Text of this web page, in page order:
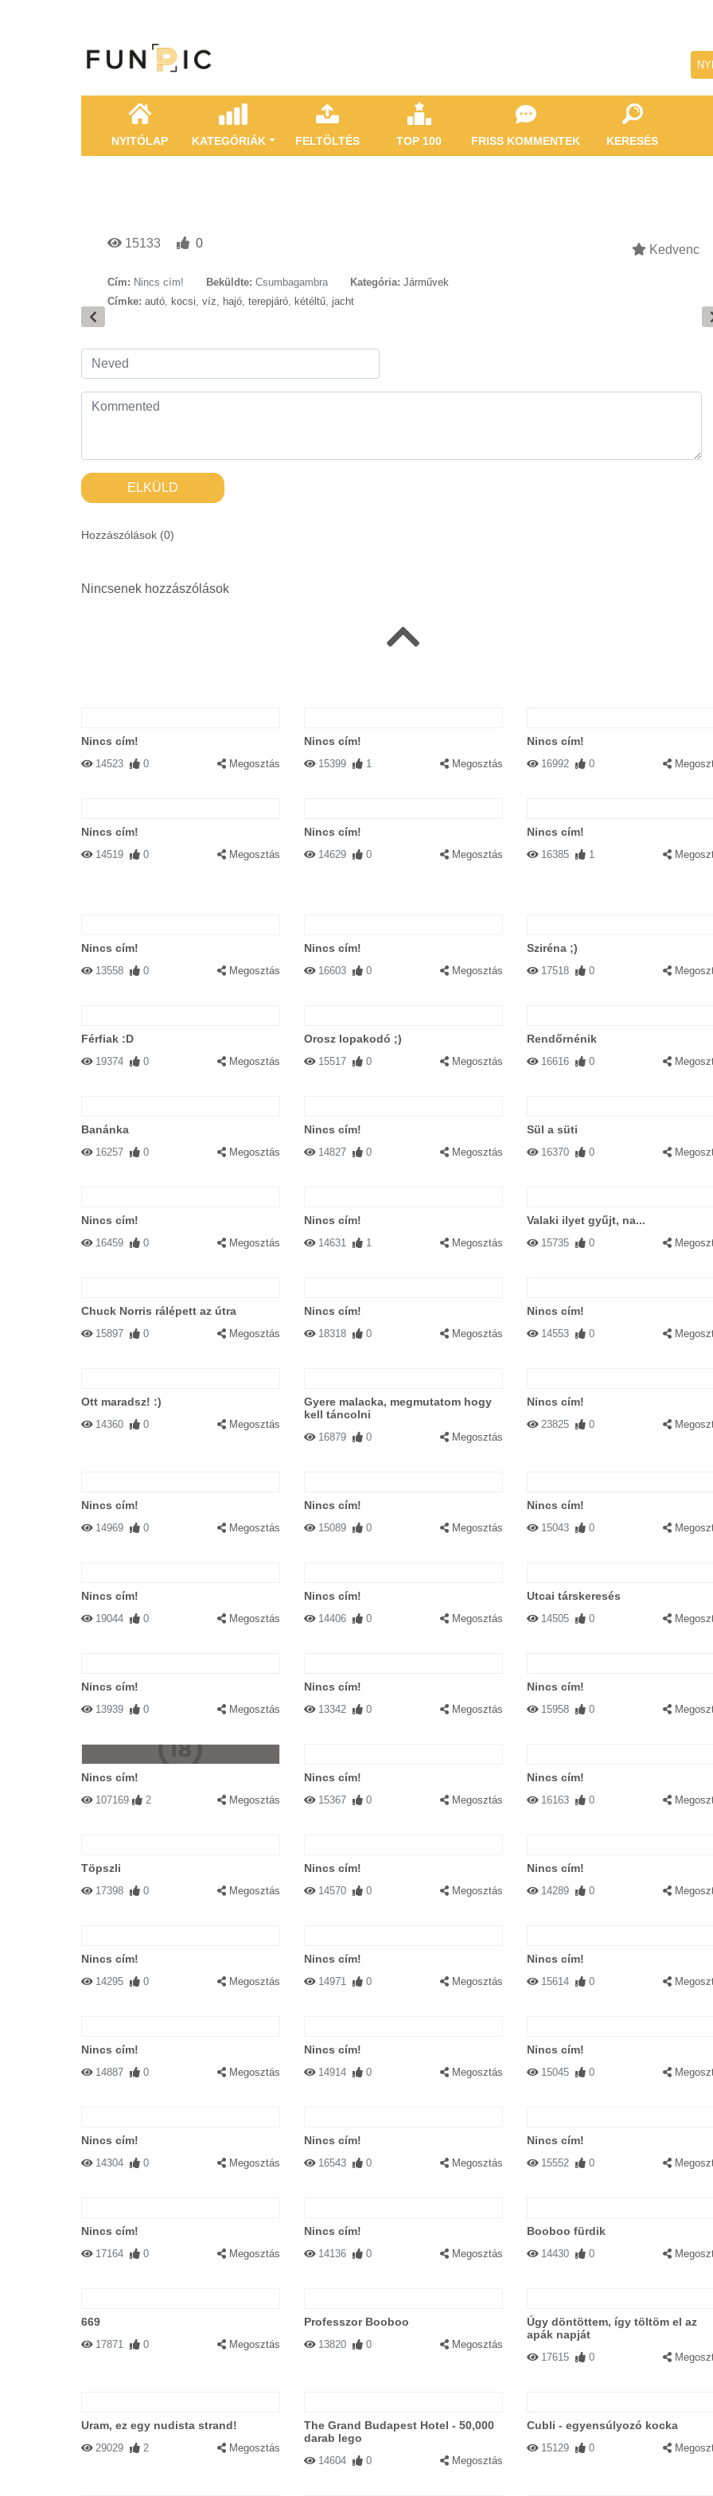
NYITÓLAP KATEGÓRIÁK FELTÖLTÉS TOP 100 FRISS KOMMENTEK KERESÉS
15133 0 Kedvenc
Cím: Nincs cím! Beküldte: Csumbagambra Kategória: Járművek
Címke: autó, kocsi, víz, hajó, terepjáró, kétéltű, jacht
ELKÜLD
Hozzászólások (0)
Nincsenek hozzászólások
Nincs cím!
14523 0 Megosztás
Nincs cím!
15399 1 Megosztás
Nincs cím!
16992 0
Nincs cím!
14519 0 Megosztás
Nincs cím!
14629 0 Megosztás
Nincs cím!
16385 1
Nincs cím!
13558 0 Megosztás
Nincs cím!
16603 0 Megosztás
Sziréna ;)
17518 0
Férfiak :D
19374 0 Megosztás
Orosz lopakodó ;)
15517 0 Megosztás
Rendőrnénik
16616 0
Banánka
16257 0 Megosztás
Nincs cím!
14827 0 Megosztás
Sül a süti
16370 0
Nincs cím!
16459 0 Megosztás
Nincs cím!
14631 1 Megosztás
Valaki ilyet gyűjt, na...
15735 0
Chuck Norris rálépett az útra
15897 0 Megosztás
Nincs cím!
18318 0 Megosztás
Nincs cím!
14553 0
Ott maradsz! :)
14360 0 Megosztás
Gyere malacka, megmutatom hogy
kell táncolni
16879 0 Megosztás
Nincs cím!
23825 0
Nincs cím!
14969 0 Megosztás
Nincs cím!
15089 0 Megosztás
Nincs cím!
15043 0
Nincs cím!
19044 0 Megosztás
Nincs cím!
14406 0 Megosztás
Utcai társkeresés
14505 0
Nincs cím!
13939 0 Megosztás
Nincs cím!
13342 0 Megosztás
Nincs cím!
15958 0
Nincs cím!
107169 2 Megosztás
Nincs cím!
15367 0 Megosztás
Nincs cím!
16163 0
Töpszli
17398 0 Megosztás
Nincs cím!
14570 0 Megosztás
Nincs cím!
14289 0
Nincs cím!
14295 0 Megosztás
Nincs cím!
14971 0 Megosztás
Nincs cím!
15614 0
Nincs cím!
14887 0 Megosztás
Nincs cím!
14914 0 Megosztás
Nincs cím!
15045 0
Nincs cím!
14304 0 Megosztás
Nincs cím!
16543 0 Megosztás
Nincs cím!
15552 0
Nincs cím!
17164 0 Megosztás
Nincs cím!
14136 0 Megosztás
Booboo fürdik
14430 0
669
17871 0 Megosztás
Professzor Booboo
13820 0 Megosztás
Úgy döntöttem, így töltöm el az
apák napját
17615 0
Uram, ez egy nudista strand!
29029 2 Megosztás
The Grand Budapest Hotel - 50,000
darab lego
14604 0 Megosztás
Cubli - egyensúlyozó kocka
15129 0